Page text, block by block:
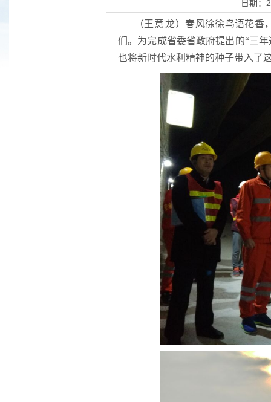
日期
（王意龙）春风徐徐鸟语花香
们。为完成省委省政府提出的“三
也将新时代水利精神的种子带入了